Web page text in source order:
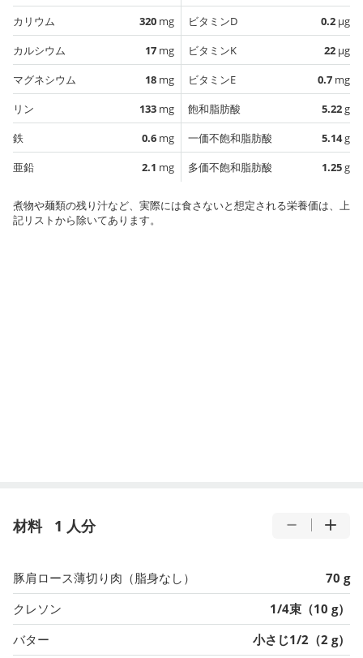
カリウム
320 mg
カルシウム
17 mg
マグネシウム
18 mg
リン
133 mg
鉄
0.6 mg
亜鉛
2.1 mg
ビタミンD
0.2 µg
ビタミンK
22 µg
ビタミンE
0.7 mg
飽和脂肪酸
5.22g
一価不飽和脂肪酸
5.14g
多価不飽和脂肪酸
1.25g
煮物や麺類の残り汁など、実際には食さないと想定される栄養価は、上
記リストから除いてあります。
材料 1 人分
豚肩ロース薄切り肉（脂身なし）
70 g
クレソン
1/4束（10 g）
バター
小さじ1/2（2 g）